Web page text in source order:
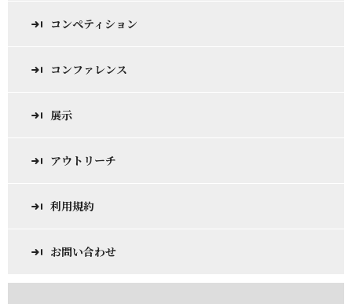
コンペティション
コンファレンス
展示
アウトリーチ
利用規約
お問い合わせ